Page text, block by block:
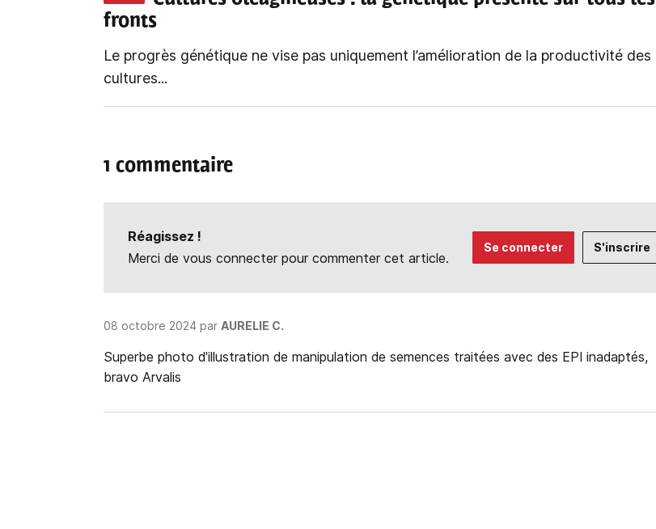
fronts
Le progrès génétique ne vise pas uniquement l’amélioration de la productivité des
cultures...
1 commentaire
Réagissez !
Merci de vous connecter pour commenter cet article.
Se connecter S'inscrire
08 octobre 2024 par AURELIE C.
Superbe photo d'illustration de manipulation de semences traitées avec des EPI inadaptés,
bravo Arvalis